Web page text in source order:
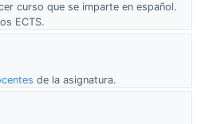
curso que se imparte en español.
ECTS.
de la asignatura.